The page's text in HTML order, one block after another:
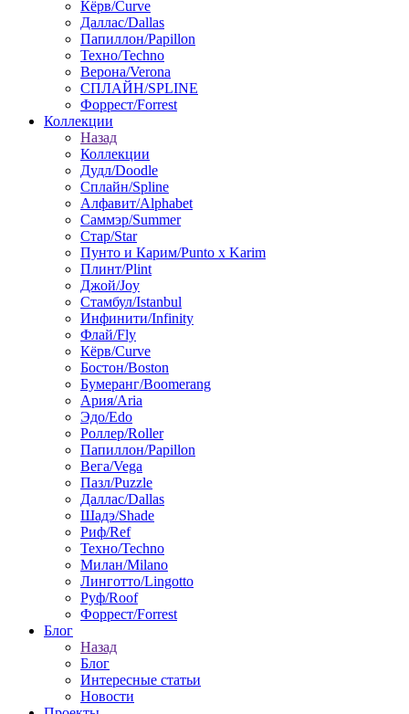
Кёрв/Curve
Даллас/Dallas
Папиллон/Papillon
Техно/Techno
Верона/Verona
СПЛАЙН/SPLINE
Форрест/Forrest
Коллекции
Назад
Коллекции
Дудл/Doodle
Сплайн/Spline
Алфавит/Alphabet
Саммэр/Summer
Стар/Star
Пунто и Карим/Punto x Karim
Плинт/Plint
Джой/Joy
Стамбул/Istanbul
Инфинити/Infinity
Флай/Fly
Кёрв/Curve
Бостон/Boston
Бумеранг/Boomerang
Ария/Aria
Эдо/Edo
Роллер/Roller
Папиллон/Papillon
Вега/Vega
Пазл/Puzzle
Даллас/Dallas
Шадэ/Shade
Риф/Ref
Техно/Techno
Милан/Milano
Линготто/Lingotto
Руф/Roof
Форрест/Forrest
Блог
Назад
Блог
Интересные статьи
Новости